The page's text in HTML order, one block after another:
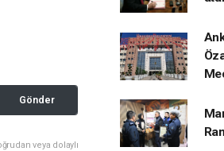
Gönder
veya dolaylı